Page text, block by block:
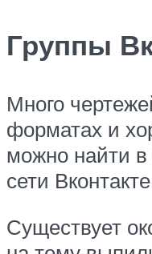
Группы
Много
форматах и
можно найти в
сети Вконтакте
Существует